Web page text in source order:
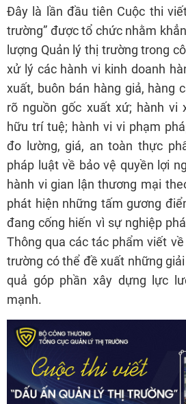
Đây là lần đầu tiên Cuộc thi
trường” được tổ chức nhằm
lượng Quản lý thị trường trong
xử lý các hành vi kinh doanh
xuất, buôn bán hàng giả, hàng
rõ nguồn gốc xuất xứ; hành vi
hữu trí tuệ; hành vi vi phạm
đo lường, giá, an toàn thực
pháp luật về bảo vệ quyền lợi
hành vi gian lận thương mại
phát hiện những tấm gương
đang cống hiến vì sự nghiệp
Thông qua các tác phẩm viết
trường có thể đề xuất những
quả góp phần xây dựng lực
mạnh.